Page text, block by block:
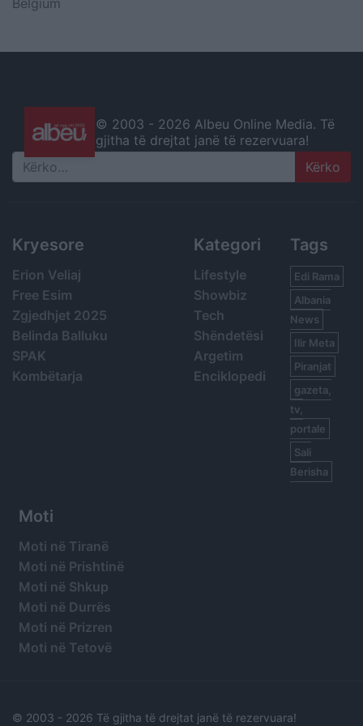
Belgium
© 2003 - 2026 Albeu Online Media. Të
gjitha të drejtat janë të rezervuara!
Search
Kryesore
Erion Veliaj
Free Esim
Zgjedhjet 2025
Belinda Balluku
SPAK
Kombëtarja
Kategori
Lifestyle
Showbiz
Tech
Shëndetësi
Argetim
Enciklopedi
Tags
Edi Rama
Albania
News
Ilir Meta
Piranjat
gazeta,
tv,
portale
Sali
Berisha
Moti
Moti në Tiranë
Moti në Prishtinë
Moti në Shkup
Moti në Durrës
Moti në Prizren
Moti në Tetovë
© 2003 - 2026 Të gjitha të drejtat janë të rezervuara!